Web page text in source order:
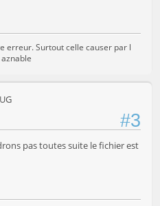
erreur. Surtout celle causer par l
#3
pas toutes suite le fichier est